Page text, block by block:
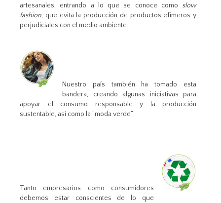
artesanales, entrando a lo que se conoce como slow
fashion, que evita la producción de productos efímeros y
perjudiciales con el medio ambiente.
Nuestro país también ha tomado esta
bandera, creando algunas iniciativas para
apoyar el consumo responsable y la producción
sustentable, así como la “moda verde”.
Tanto empresarios como consumidores
debemos estar conscientes de lo que